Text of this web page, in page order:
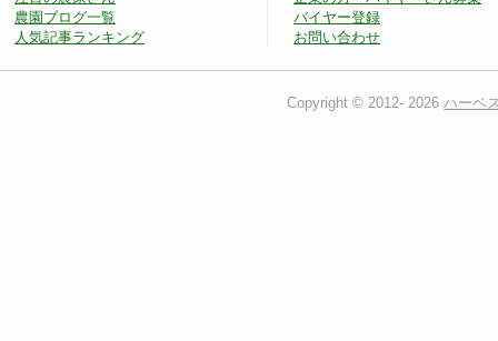
農園ブログ一覧
人気記事ランキング
バイヤー登録
お問い合わせ
Copyright © 2012- 2026 ハーベ